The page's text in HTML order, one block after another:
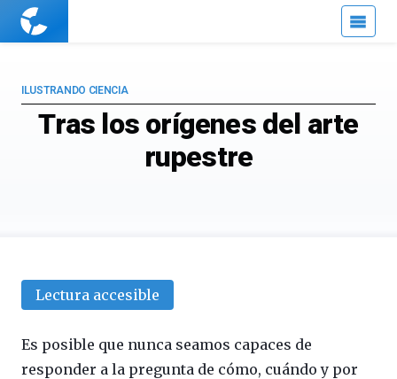
Cuaderno
Tras los orígenes del arte
rupestre
ILUSTRANDO CIENCIA
Lectura accesible
Es posible que nunca seamos capaces de
responder a la pregunta de cómo, cuándo y por